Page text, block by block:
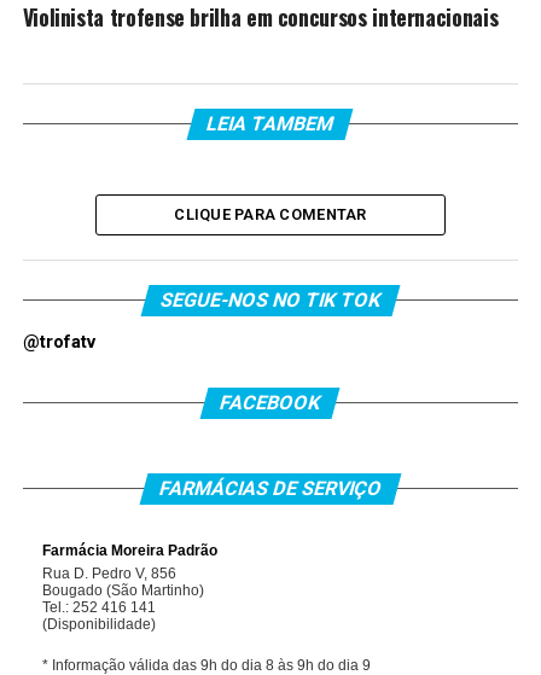
Violinista trofense brilha em concursos internacionais
LEIA TAMBEM
CLIQUE PARA COMENTAR
SEGUE-NOS NO TIK TOK
@trofatv
FACEBOOK
FARMÁCIAS DE SERVIÇO